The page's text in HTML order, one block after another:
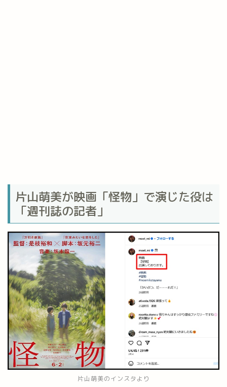
片山萌美が映画「怪物」で演じた役は
「週刊誌の記者」
片山萌美のインスタより